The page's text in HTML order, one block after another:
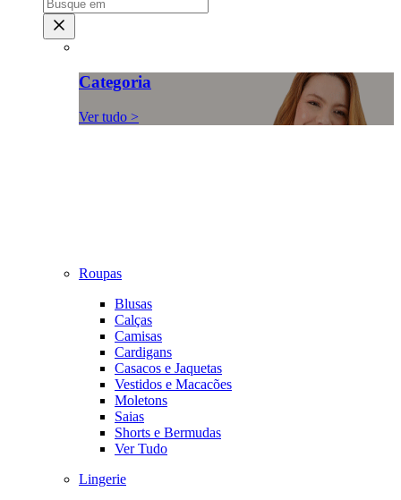
Categoria
Ver tudo >
Roupas
Blusas
Calças
Camisas
Cardigans
Casacos e Jaquetas
Vestidos e Macacões
Moletons
Saias
Shorts e Bermudas
Ver Tudo
Lingerie